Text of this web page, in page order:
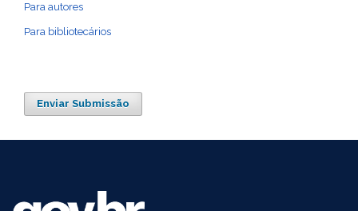
Para autores
Para bibliotecários
Enviar Submissão